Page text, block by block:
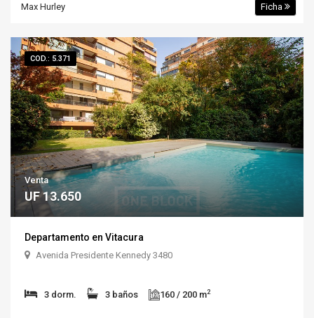
Max Hurley Ficha
COD.: 5.371
Venta
UF 13.650
Departamento en Vitacura
Avenida Presidente Kennedy 3480
3 dorm. 3 baños 160 / 200 m2